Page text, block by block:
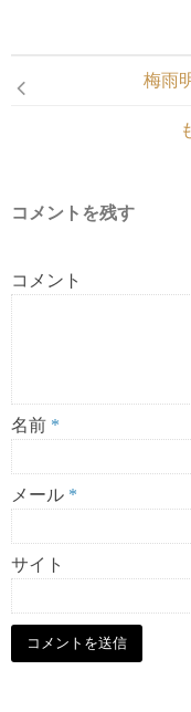
梅雨
コメントを残す
コメント
名前 *
メール *
サイト